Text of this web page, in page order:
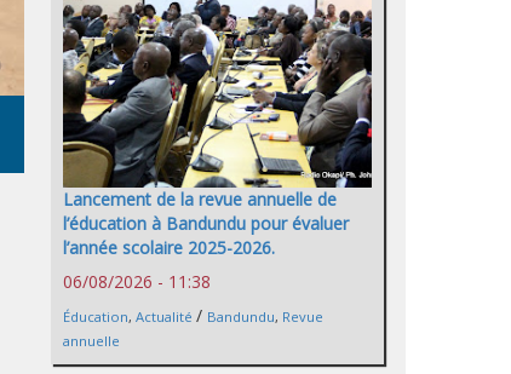
Lancement de la revue annuelle de
l’éducation à Bandundu pour évaluer
l’année scolaire 2025-2026.
06/08/2026 - 11:38
Éducation, Actualité / Bandundu, Revue
annuelle